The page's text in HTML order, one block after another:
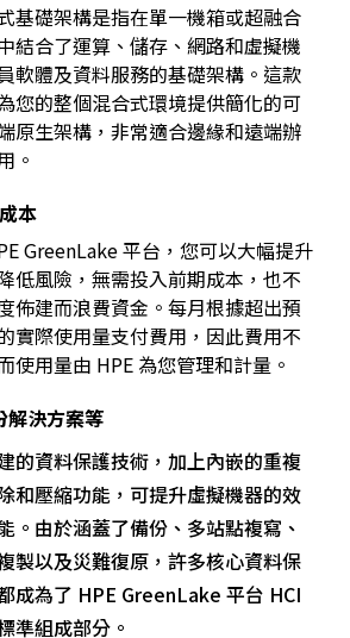
基礎架構是指在單一機箱或超融合
結合了運算、儲存、網路和虛擬機
軟體及資料服務的基礎架構。這款
您的整個混合式環境提供簡化的可
原生架構，非常適合邊緣和遠端辦
。
本
GreenLake 平台，您可以大幅提升
低風險，無需投入前期成本，也不
佈建而浪費資金。每月根據超出預
實際使用量支付費用，因此費用不
使用量由 HPE 為您管理和計量。
解決方案等
的資料保護技術，加上內嵌的重複
和壓縮功能，可提升虛擬機器的效
。由於涵蓋了備份、多站點複寫、
製以及災難復原，許多核心資料保
成為了 HPE GreenLake 平台 HCI
準組成部分。